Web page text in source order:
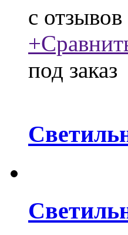
c отзывов
+
под заказ